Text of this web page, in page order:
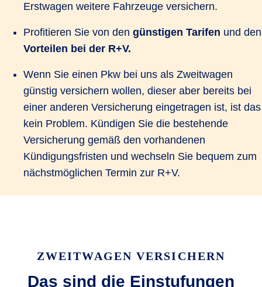
Erstwagen weitere Fahrzeuge versichern.
Profitieren Sie von den günstigen Tarifen und den
Vorteilen bei der R+V.
Wenn Sie einen Pkw bei uns als Zweitwagen
günstig versichern wollen, dieser aber bereits bei
einer anderen Versicherung eingetragen ist, ist das
kein Problem. Kündigen Sie die bestehende
Versicherung gemäß den vorhandenen
Kündigungsfristen und wechseln Sie bequem zum
nächstmöglichen Termin zur R+V.
ZWEITWAGEN VERSICHERN
Das sind die Einstufungen